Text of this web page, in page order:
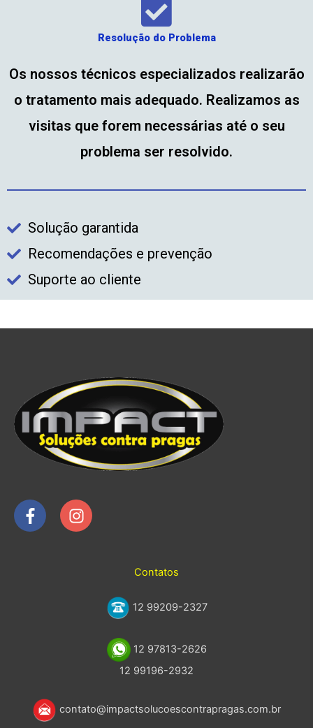
Resolução do Problema
Os nossos técnicos especializados realizarão
o tratamento mais adequado. Realizamos as
visitas que forem necessárias até o seu
problema ser resolvido.
Solução garantida
Recomendações e prevenção
Suporte ao cliente
Contatos
12 99209-2327
12 97813-2626
12 99196-2932
contato@impactsolucoescontrapragas.com.br